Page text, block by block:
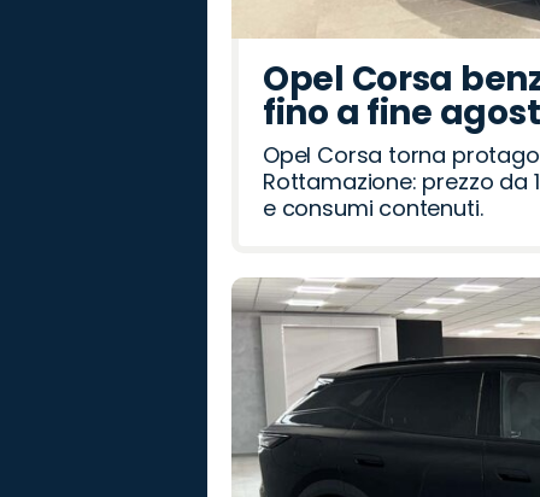
Opel Corsa
fino a fine
Opel Corsa torna
Rottamazione: prezzo da
e consumi contenuti.